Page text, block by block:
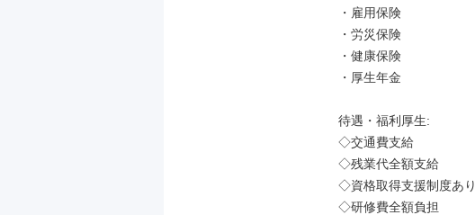
・雇用保険
・労災保険
・健康保険
・厚生年金
待遇・福利厚生:
◇交通費支給
◇残業代全額支給
◇資格取得支援制度あり
◇研修費全額負担